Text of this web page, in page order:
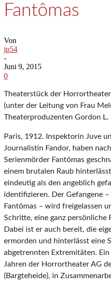
Fantômas
Von
jp54
-
Juni 9, 2015
0
Theaterstück der
(unter der Leitung von Frau
Theaterproduzenten Gordon L.
Paris, 1912. Inspektorin Juve
Journalistin Fandor, haben
Serienmörder Fantômas
einem brutalen Raub
eindeutig als den angeblich
identifizieren. Der Gefangene
Fantômas – wird freigelassen
Schritte, eine ganz persönliche
Dabei ist er auch bereit, die
ermorden und hinterlässt eine
abgetrennten Extremitäten.
Jahren der Horrortheater AG
(Bargteheide), in